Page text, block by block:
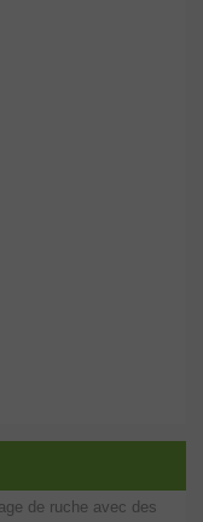
de ruche avec des